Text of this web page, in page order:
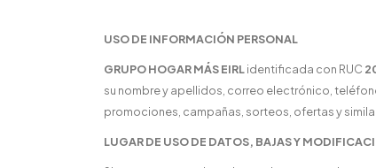
USO DE INFORMACIÓN PERSONAL
GRUPO HOGAR MÁS EIRLidentificada con RUC
su nombre y apellidos, correo electrónico,
promociones, campañas, sorteos, ofertas y
LUGAR DE USO DE DATOS, BAJAS Y